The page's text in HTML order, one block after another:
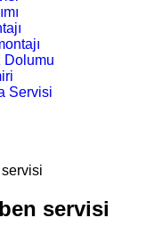
Dolumu
Servisi
servisi